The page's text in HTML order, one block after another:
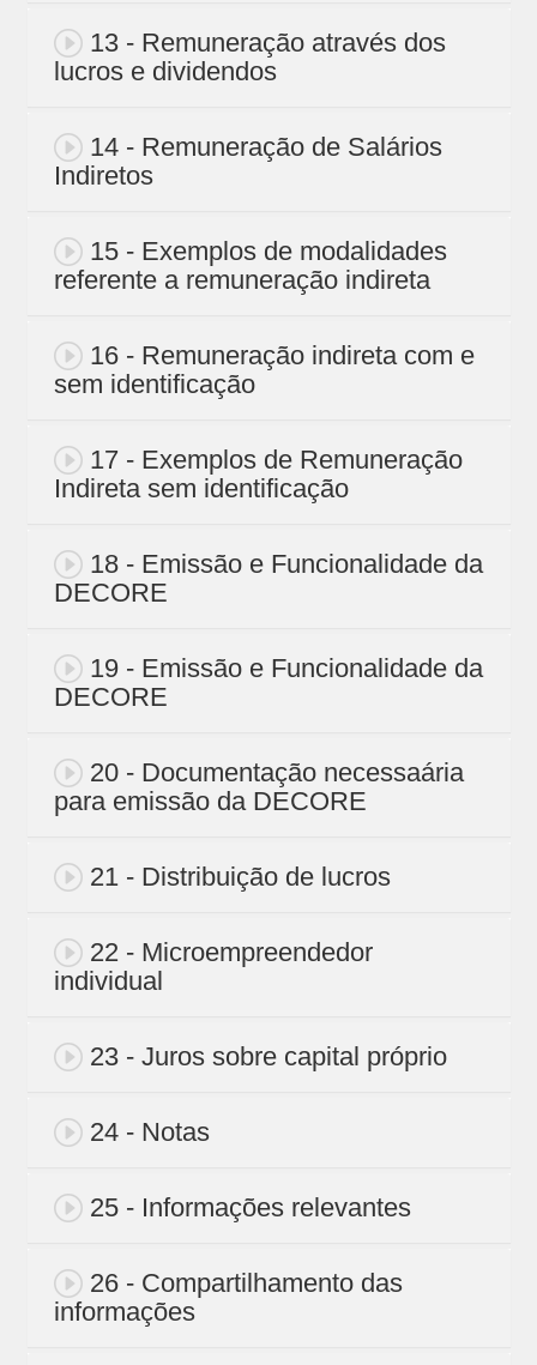
13 - Remuneração através dos
lucros e dividendos
14 - Remuneração de Salários
Indiretos
15 - Exemplos de modalidades
referente a remuneração indireta
16 - Remuneração indireta com e
sem identificação
17 - Exemplos de Remuneração
Indireta sem identificação
18 - Emissão e Funcionalidade da
DECORE
19 - Emissão e Funcionalidade da
DECORE
20 - Documentação necessaária
para emissão da DECORE
21 - Distribuição de lucros
22 - Microempreendedor
individual
23 - Juros sobre capital próprio
24 - Notas
25 - Informações relevantes
26 - Compartilhamento das
informações